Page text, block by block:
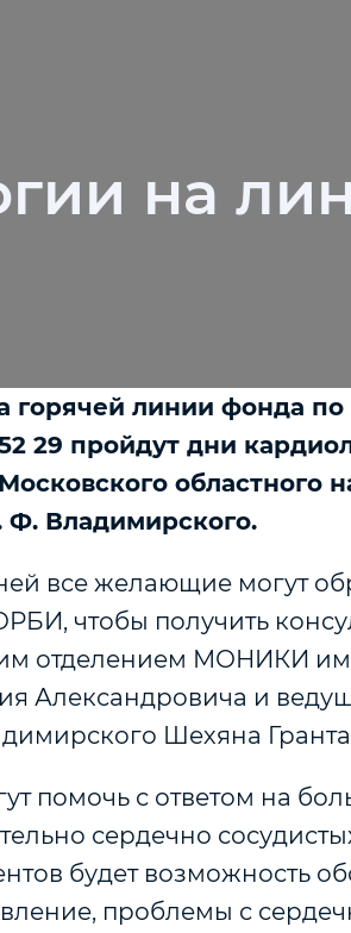
на
горячей линии фонда по
29 пройдут дни
областного
Ф. Владимирского.
все желающие могут
чтобы получить
отделением МОНИКИ
Александровича и
Шехяна Гранта
помочь с ответом на
сердечно
будет возможность
проблемы с